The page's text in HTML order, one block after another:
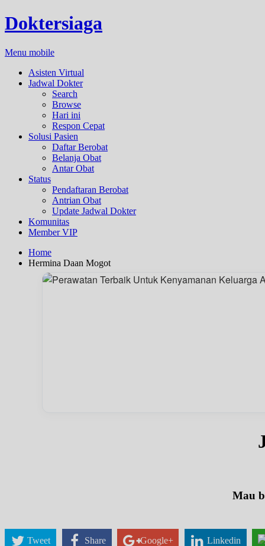
Doktersiaga
Menu mobile
Asisten Virtual
Jadwal Dokter
Search
Browse
Hari ini
Respon Cepat
Solusi Pasien
Daftar Berobat
Belanja Obat
Antar Obat
Status
Pendaftaran Berobat
Antrian Obat
Update Jadwal Dokter
Komunitas
Member VIP
Home
Hermina Daan Mogot
Mau
Tweet Share Google+ Linkedin